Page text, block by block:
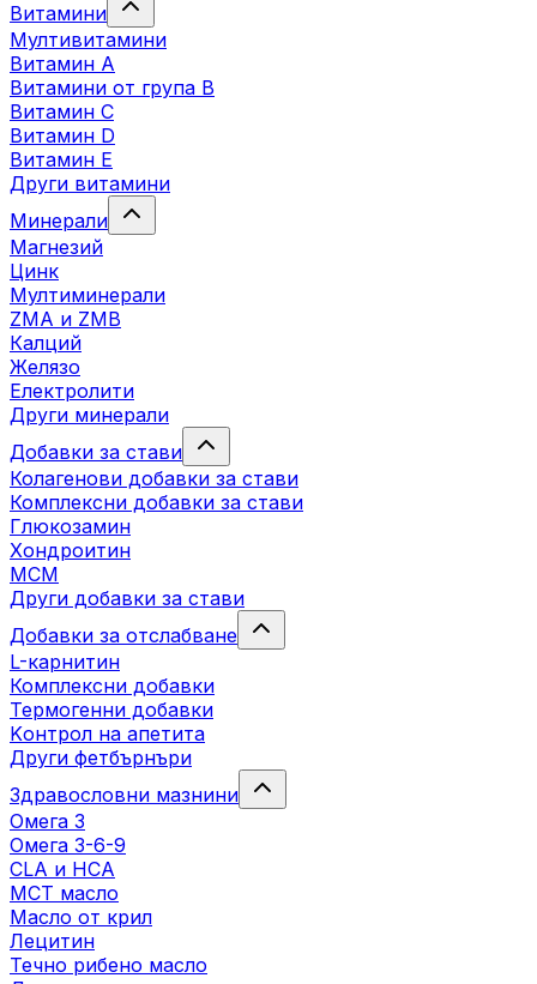
Витамини
Мултивитамини
Витамин А
Витамини от група B
Витамин C
Витамин D
Витамин E
Други витамини
Минерали
Магнезий
Цинк
Мултиминерали
ZMA и ZMB
Калций
Желязо
Електролити
Други минерали
Добавки за стави
Колагенови добавки за стави
Комплексни добавки за стави
Глюкозамин
Хондроитин
МСМ
Други добавки за стави
Добавки за отслабване
L-карнитин
Комплексни добавки
Термогенни добавки
Kонтрол на апетита
Други фетбърнъри
Здравословни мазнини
Омега 3
Омега 3-6-9
CLA и HCA
МСТ масло
Масло от крил
Лецитин
Течно рибено масло